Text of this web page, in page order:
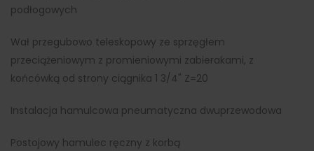
podłogowych
Wał przegubowo teleskopowy ze sprzęgłem
przeciążeniowym z promieniowymi zabierakami, z
końcówką od strony ciągnika 1 3/4" Z=20
Instalacja hamulcowa pneumatyczna dwuprzewodowa
Postojowy hamulec ręczny z korbą